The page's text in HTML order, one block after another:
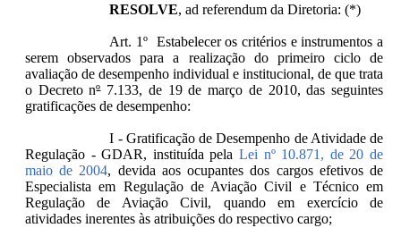
RESOLVE, ad referendum da Diretoria: (*)
Art. 1º Estabelecer os critérios e instrumentos a
serem observados para a realização do primeiro ciclo de
avaliação de desempenho individual e institucional, de que trata
o Decreto nº7.133, de 19 de março de 2010, das seguintes
gratificações de desempenho:
I - Gratificação de Desempenho de Atividade de
Regulação - GDAR, instituída pela Lei nº 10.871, de 20 de
maio de 2004, devida aos ocupantes dos cargos efetivos de
Especialista em Regulação de Aviação Civil e Técnico em
Regulação de Aviação Civil, quando em exercício de
atividades inerentes às atribuições do respectivo cargo;